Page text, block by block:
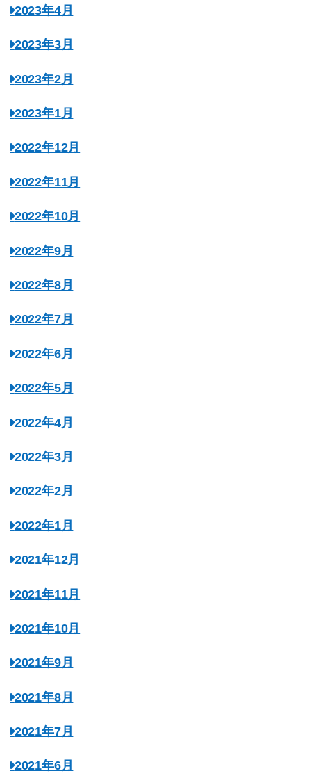
2023年4月
2023年3月
2023年2月
2023年1月
2022年12月
2022年11月
2022年10月
2022年9月
2022年8月
2022年7月
2022年6月
2022年5月
2022年4月
2022年3月
2022年2月
2022年1月
2021年12月
2021年11月
2021年10月
2021年9月
2021年8月
2021年7月
2021年6月